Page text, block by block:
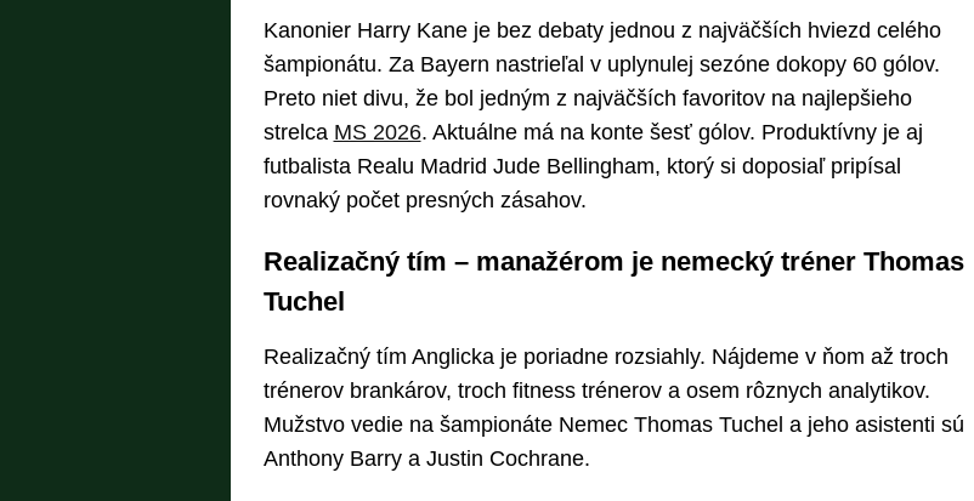
Kanonier Harry Kane je bez debaty jednou z najväčších hviezd celého
šampionátu. Za Bayern nastrieľal v uplynulej sezóne dokopy 60 gólov.
Preto niet divu, že bol jedným z najväčších favoritov na najlepšieho
strelca MS 2026. Aktuálne má na konte šesť gólov. Produktívny je aj
futbalista Realu Madrid Jude Bellingham, ktorý si doposiaľ pripísal
rovnaký počet presných zásahov.
Realizačný tím – manažérom je nemecký tréner Thomas
Tuchel
Realizačný tím Anglicka je poriadne rozsiahly. Nájdeme v ňom až troch
trénerov brankárov, troch fitness trénerov a osem rôznych analytikov.
Mužstvo vedie na šampionáte Nemec Thomas Tuchel a jeho asistenti sú
Anthony Barry a Justin Cochrane.